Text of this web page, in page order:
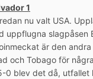
1
nu valt USA.
uppflugna slagpåsen
är den
och Tobago för
0 blev det då, utfallet